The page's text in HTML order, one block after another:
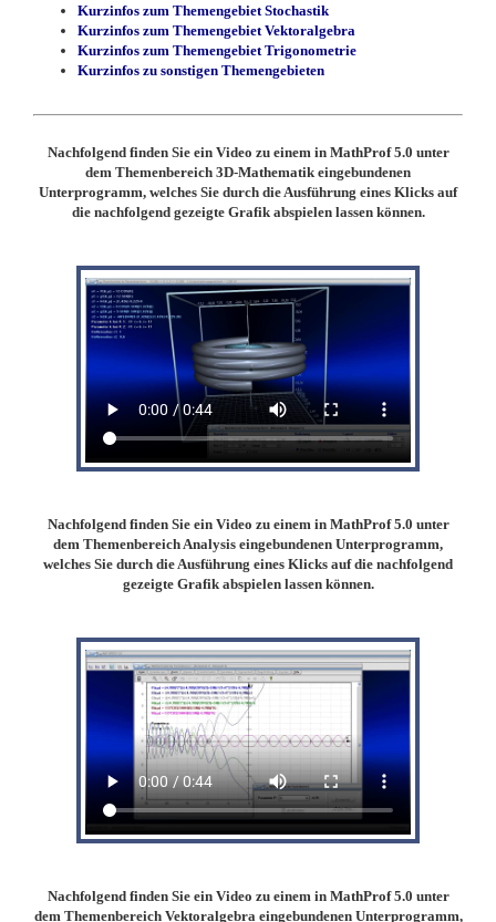
Kurzinfos zum Themengebiet Stochastik
Kurzinfos zum Themengebiet Vektoralgebra
Kurzinfos zum Themengebiet Trigonometrie
Kurzinfos zu sonstigen Themengebieten
Nachfolgend finden Sie ein Video zu einem in MathProf 5.0 unter
dem Themenbereich 3D-Mathematik eingebundenen
Unterprogramm, welches Sie durch die Ausführung eines Klicks auf
die nachfolgend gezeigte Grafik abspielen lassen können.
Nachfolgend finden Sie ein Video zu einem in MathProf 5.0 unter
dem Themenbereich Analysis eingebundenen Unterprogramm,
welches Sie durch die Ausführung eines Klicks auf die nachfolgend
gezeigte Grafik abspielen lassen können.
Nachfolgend finden Sie ein Video zu einem in MathProf 5.0 unter
dem Themenbereich Vektoralgebra eingebundenen Unterprogramm,